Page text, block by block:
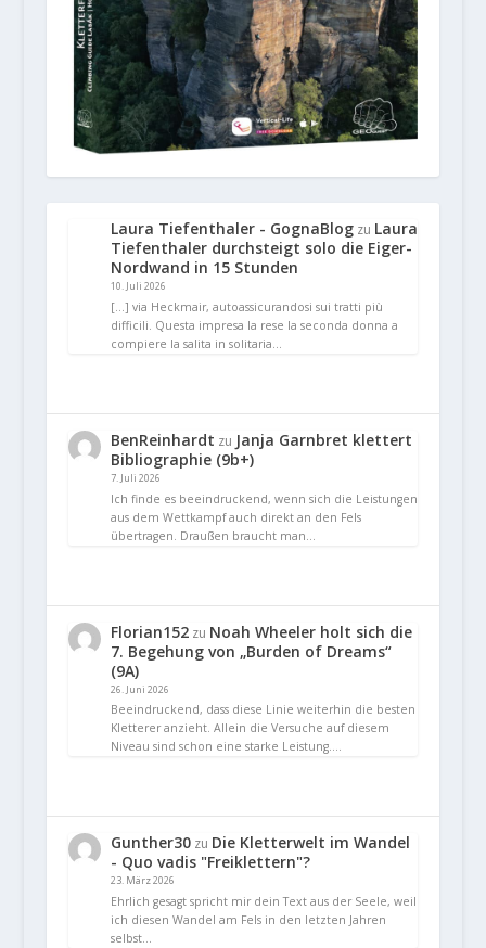
Laura Tiefenthaler - GognaBlogzu Laura
Tiefenthaler durchsteigt solo die Eiger-
Nordwand in 15 Stunden
10. Juli 2026
[…] via Heckmair, autoassicurandosi sui tratti più
difficili. Questa impresa la rese la seconda donna a
compiere la salita in solitaria…
BenReinhardt zu Janja Garnbret klettert
Bibliographie (9b+)
7. Juli 2026
Ich finde es beeindruckend, wenn sich die Leistungen
aus dem Wettkampf auch direkt an den Fels
übertragen. Draußen braucht man…
Florian152zu Noah Wheeler holt sich die
7. Begehung von „Burden of Dreams“
(9A)
26. Juni 2026
Beeindruckend, dass diese Linie weiterhin die besten
Kletterer anzieht. Allein die Versuche auf diesem
Niveau sind schon eine starke Leistung.…
Gunther30zu Die Kletterwelt im Wandel
- Quo vadis "Freiklettern"?
23. März 2026
Ehrlich gesagt spricht mir dein Text aus der Seele, weil
ich diesen Wandel am Fels in den letzten Jahren
selbst…